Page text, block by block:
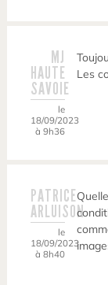
MJ
HAUTE
SAVOIE
le
18/09/2023
à 9h36
Les
PATRICE
ARLUISON
le
18/09/2023
à 8h40